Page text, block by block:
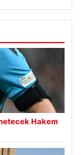
Hakem